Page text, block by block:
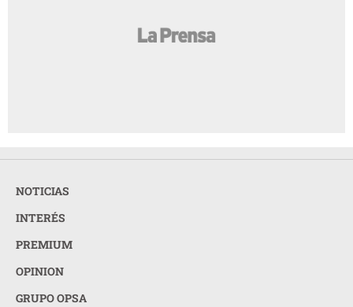
NOTICIAS
INTERÉS
PREMIUM
OPINION
GRUPO OPSA